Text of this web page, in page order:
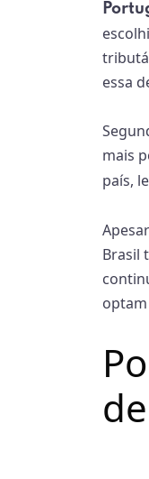
essa
mais
país,
Brasil